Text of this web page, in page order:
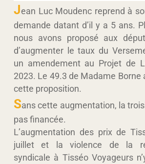
Jean Luc Moudenc reprend à
demande datant d’il y a 5 ans.
nous avons proposé aux
d’augmenter le taux du
un amendement au Projet de
2023. Le 49.3 de Madame Borne
cette proposition.
Sans cette augmentation, la
pas financée.
L’augmentation des prix de
juillet et la violence de la
syndicale à Tisséo Voyageurs